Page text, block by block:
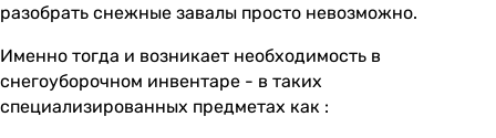
разобрать снежные завалы просто невозможно.
Именно тогда и возникает необходимость в
снегоуборочном инвентаре - в таких
специализированных предметах как :